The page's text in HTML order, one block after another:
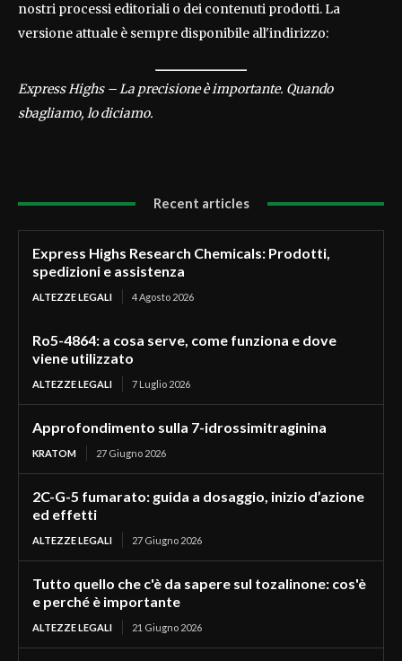
nostri processi editoriali o dei contenuti prodotti. La
versione attuale è sempre disponibile all'indirizzo:
Express Highs – La precisione è importante. Quando
sbagliamo, lo diciamo.
Recent articles
Express Highs Research Chemicals: Prodotti,
spedizioni e assistenza
ALTEZZE LEGALI 4 Agosto 2026
Ro5-4864: a cosa serve, come funziona e dove
viene utilizzato
ALTEZZE LEGALI 7 Luglio 2026
Approfondimento sulla 7-idrossimitraginina
KRATOM 27 Giugno 2026
2C-G-5 fumarato: guida a dosaggio, inizio d’azione
ed effetti
ALTEZZE LEGALI 27 Giugno 2026
Tutto quello che c'è da sapere sul tozalinone: cos'è
e perché è importante
ALTEZZE LEGALI 21 Giugno 2026